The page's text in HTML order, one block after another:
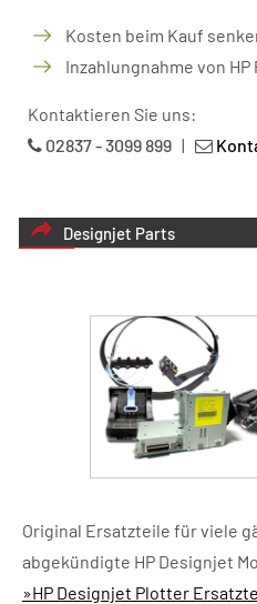
Kosten beim Kauf
Inzahlungnahme von
Kontaktieren Sie uns:
02837 - 3099 899 |
Designjet Parts
Original Ersatzteile für viele
abgekündigte HP Designjet
»HP Designjet Plotter